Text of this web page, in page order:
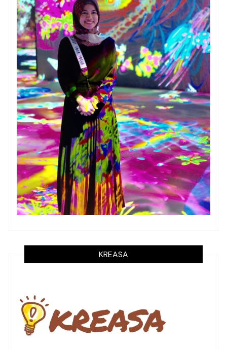
KREASA